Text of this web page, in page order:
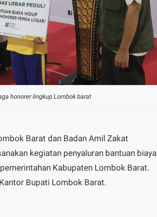
honorer lingkup Lombok barat
Barat dan Badan Amil Zakat
kegiatan penyaluran bantuan biaya
Kabupaten Lombok Barat.
Bupati Lombok Barat.